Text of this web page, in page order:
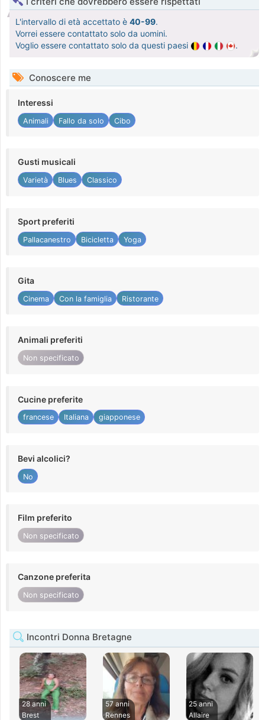
L'intervallo di età accettato è 40-99.
Vorrei essere contattato solo da uomini.
Voglio essere contattato solo da questi paesi
.
Conoscere me
Interessi
Animali Fallo da solo Cibo
Gusti musicali
Varietà Blues Classico
Sport preferiti
Pallacanestro Bicicletta Yoga
Gita
Cinema Con la famiglia Ristorante
Animali preferiti
Non specificato
Cucine preferite
francese Italiana giapponese
Bevi alcolici?
No
Film preferito
Non specificato
Canzone preferita
Non specificato
Incontri Donna Bretagne
28 anni
Brest
57 anni
Rennes
25 anni
Allaire